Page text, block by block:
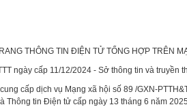
THÔNG TIN ĐIỆN TỬ TỔNG HỢP TRÊN
ngày cấp 11/12/2024 - Sở thông tin và truyền
cấp dịch vụ Mạng xã hội số 89 /GXN-
Thông tin Điện tử cấp ngày 13 tháng 6 năm